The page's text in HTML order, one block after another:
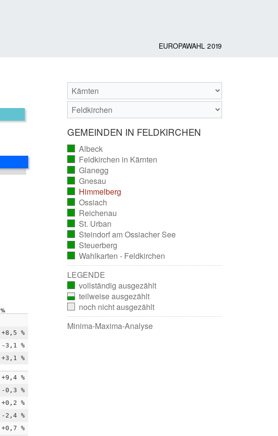
EUROPAWAHL 2019
%
+8,5 %
-3,1 %
+3,1 %
+9,4 %
-0,3 %
+0,2 %
-2,4 %
+0,7 %
GEMEINDEN IN FELDKIRCHEN
Albeck
ausgezählt)
Feldkirchen in Kärnten
ausgezählt)
Glanegg
ausgezählt)
Gnesau
ausgezählt)
Himmelberg
ausgezählt)
Ossiach
ausgezählt)
Reichenau
ausgezählt)
St. Urban
ausgezählt)
Steindorf am Ossiacher See
(vollständig
ausgezählt)
Steuerberg
ausgezählt)
Wahlkarten - Feldkirchen(vollständig
ausgezählt)
LEGENDE
vollständig ausgezählt
teilweise ausgezählt
noch nicht ausgezählt
Minima-Maxima-Analyse